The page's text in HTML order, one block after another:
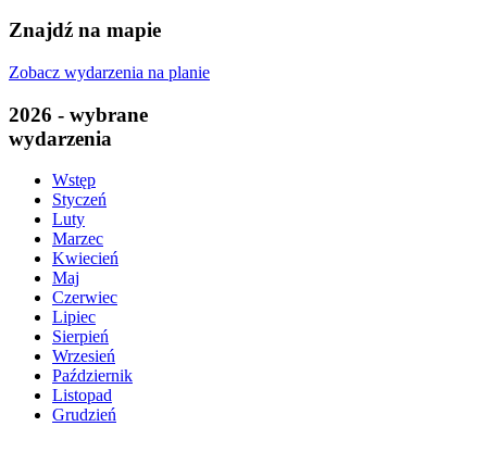
Znajdź na mapie
Zobacz wydarzenia na planie
2026 - wybrane
wydarzenia
Wstęp
Styczeń
Luty
Marzec
Kwiecień
Maj
Czerwiec
Lipiec
Sierpień
Wrzesień
Październik
Listopad
Grudzień